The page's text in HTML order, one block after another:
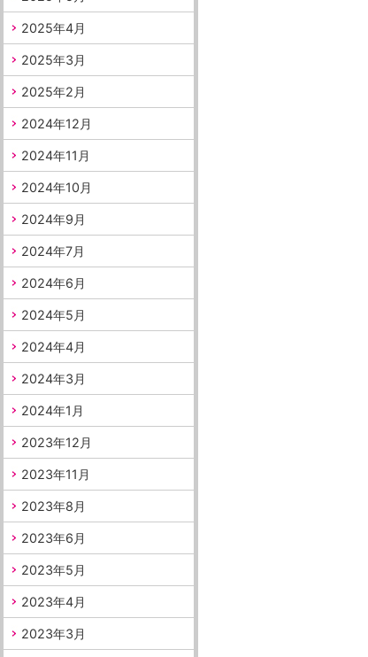
2025年4月
2025年3月
2025年2月
2024年12月
2024年11月
2024年10月
2024年9月
2024年7月
2024年6月
2024年5月
2024年4月
2024年3月
2024年1月
2023年12月
2023年11月
2023年8月
2023年6月
2023年5月
2023年4月
2023年3月